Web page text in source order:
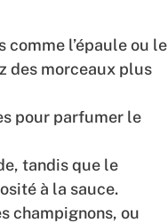
l’épaule ou le
des morceaux plus
pour parfumer le
tandis que le
à la sauce.
champignons, ou